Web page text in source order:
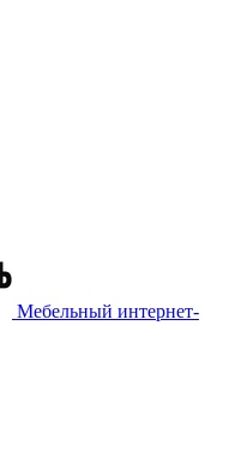
Мебельный интернет-